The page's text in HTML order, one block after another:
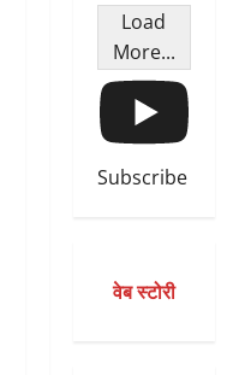
Load
More...
Subscribe
वेब स्टोरी